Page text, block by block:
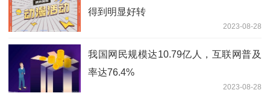
得到明显好转
2023-08-28
我国网民规模达10.79亿人，互联网普及
率达76.4%
2023-08-28